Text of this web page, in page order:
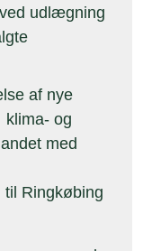
udlægning
af nye
klima- og
med
Ringkøbing